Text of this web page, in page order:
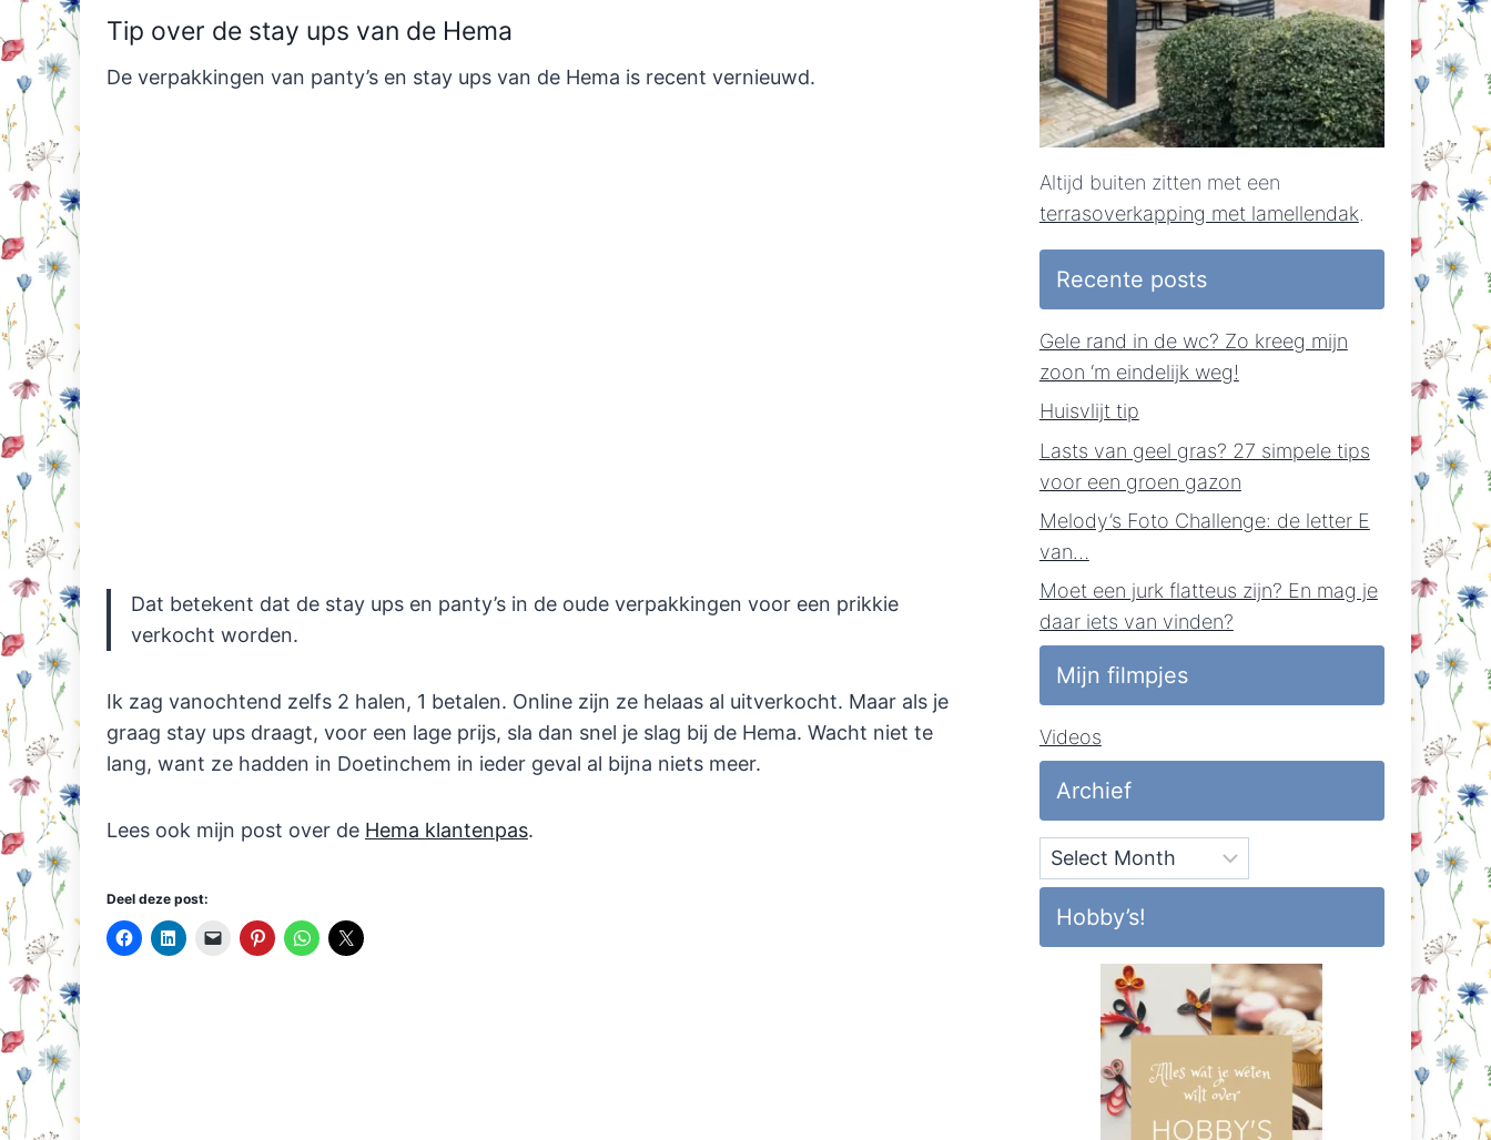
Tip over de stay ups van de Hema
De verpakkingen van panty’s en stay ups van de Hema is recent vernieuwd.
Dat betekent dat de stay ups en panty’s in de oude verpakkingen voor een prikkie
verkocht worden.
Ik zag vanochtend zelfs 2 halen, 1 betalen. Online zijn ze helaas al uitverkocht. Maar als je
graag stay ups draagt, voor een lage prijs, sla dan snel je slag bij de Hema. Wacht niet te
lang, want ze hadden in Doetinchem in ieder geval al bijna niets meer.
Lees ook mijn post over de Hema klantenpas.
Deel deze post:
Altijd buiten zitten met een
terrasoverkapping met lamellendak.
Recente posts
Gele rand in de wc? Zo kreeg mijn
zoon ‘m eindelijk weg!
Huisvlijt tip
Lasts van geel gras? 27 simpele tips
voor een groen gazon
Melody’s Foto Challenge: de letter E
van…
Moet een jurk flatteus zijn? En mag je
daar iets van vinden?
Mijn filmpjes
Videos
Archief
Archief
Hobby’s!